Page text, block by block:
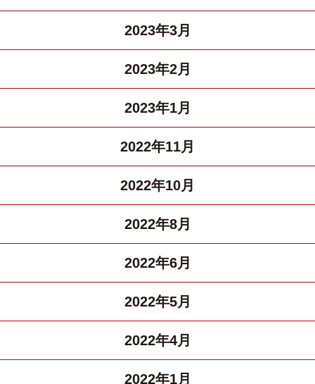
2023年3月
2023年2月
2023年1月
2022年11月
2022年10月
2022年8月
2022年6月
2022年5月
2022年4月
2022年1月